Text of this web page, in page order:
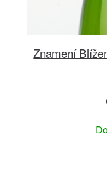
Znamení